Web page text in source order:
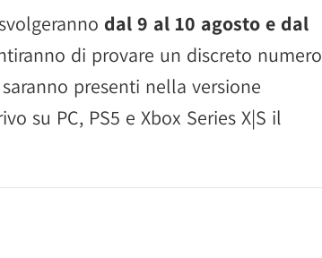
dal 9 al 10 agosto e dal
di provare un discreto numero
presenti nella versione
su PC, PS5 e Xbox Series X|S il